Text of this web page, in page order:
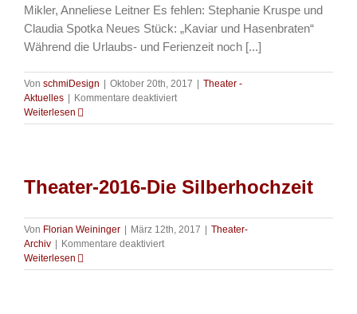
Mikler, Anneliese Leitner Es fehlen: Stephanie Kruspe und
Claudia Spotka Neues Stück: „Kaviar und Hasenbraten“
Während die Urlaubs- und Ferienzeit noch [...]
Von schmiDesign Oktober 20th, 2017
Theater -
Aktuelles
Kommentare deaktiviertfür
2017
wieder
Bühne!
Weiterlesen
Theater-2016-Die Silberhochzeit
Von Florian Weininger März 12th, 2017
Theater-
Archiv
Kommentare deaktiviertfür
2016-
Weiterlesen